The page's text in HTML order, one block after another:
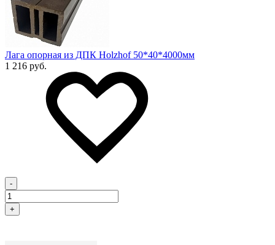
Лага опорная из ДПК Holzhof 50*40*4000мм
1 216 руб.
-
+